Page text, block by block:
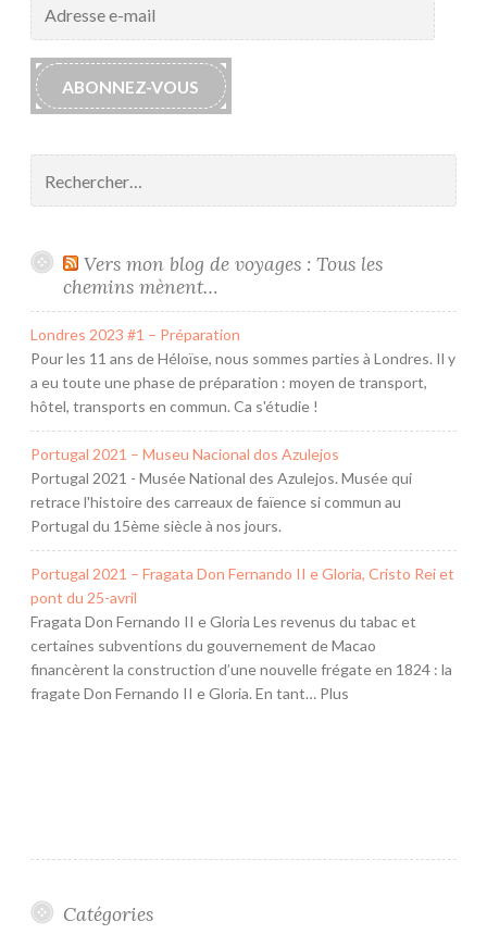
ABONNEZ-VOUS
Vers mon blog de voyages : Tous les
chemins mènent…
Londres 2023 #1 – Préparation
Pour les 11 ans de Héloïse, nous sommes parties à Londres. Il y
a eu toute une phase de préparation : moyen de transport,
hôtel, transports en commun. Ca s'étudie !
Portugal 2021 – Museu Nacional dos Azulejos
Portugal 2021 - Musée National des Azulejos. Musée qui
retrace l'histoire des carreaux de faïence si commun au
Portugal du 15ème siècle à nos jours.
Portugal 2021 – Fragata Don Fernando II e Gloria, Cristo Rei et
pont du 25-avril
Fragata Don Fernando II e Gloria Les revenus du tabac et
certaines subventions du gouvernement de Macao
financèrent la construction d’une nouvelle frégate en 1824 : la
fragate Don Fernando II e Gloria. En tant… Plus
Catégories